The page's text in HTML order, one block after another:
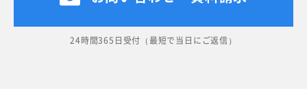
24時間365日受付（最短で当日にご返信）